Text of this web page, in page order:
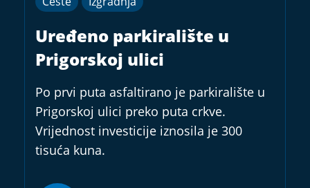
Uređeno parkiralište u
Prigorskoj ulici
Po prvi puta asfaltirano je parkiralište u
Prigorskoj ulici preko puta crkve.
Vrijednost investicije iznosila je 300
tisuća kuna.